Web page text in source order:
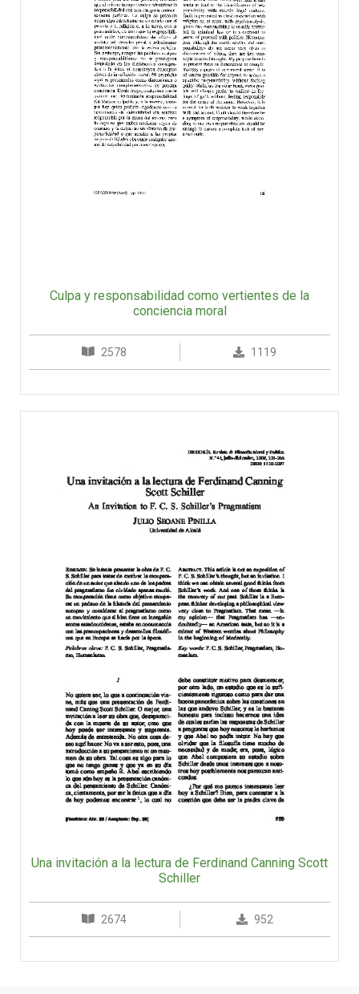
Culpa y responsabilidad como vertientes de la
conciencia moral
2578 1119
Una invitación a la lectura de Ferdinand Canning Scott
Schiller
2674 952